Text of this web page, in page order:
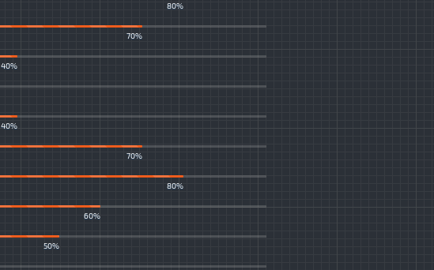
80%
70%
40%
40%
70%
80%
60%
50%